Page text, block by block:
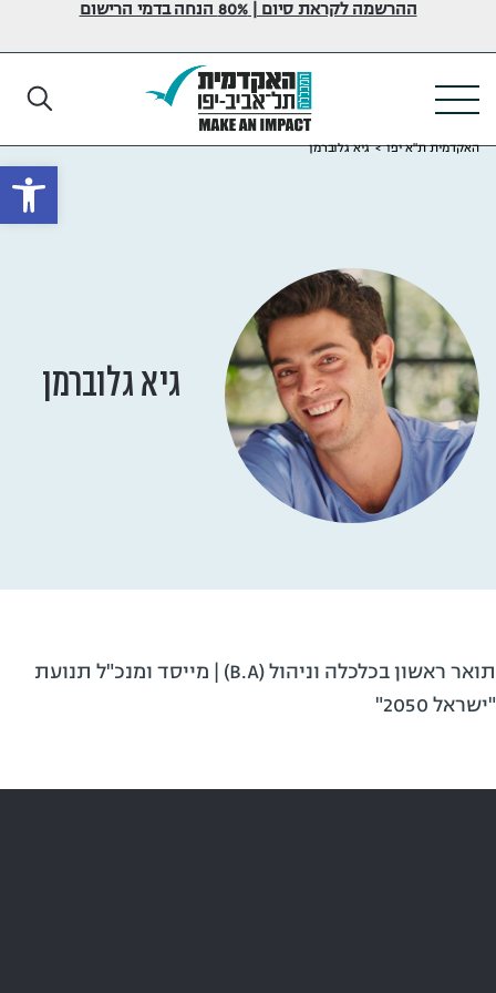
ההרשמה לקראת סיום | 80% הנחה בדמי הרישום
האקדמית ת"א יפו>גיא גלוברמן
גיא גלוברמן
תואר ראשון בכלכלה וניהול (B.A) | מייסד ומנכ"ל תנועת
"ישראל 2050"